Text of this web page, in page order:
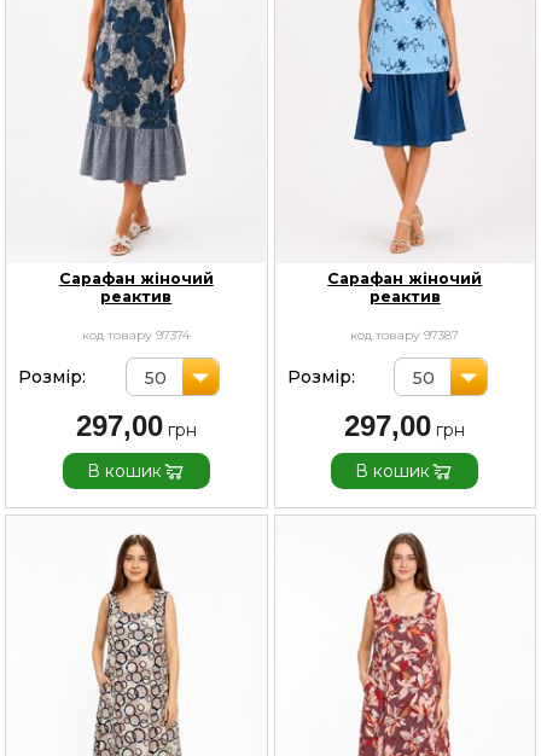
Сарафан жіночий
реактив
код товару 97374
Розмір: 50
297,00
В кошик
Сарафан жіночий
реактив
код товару 97387
Розмір: 50
297,00
В кошик